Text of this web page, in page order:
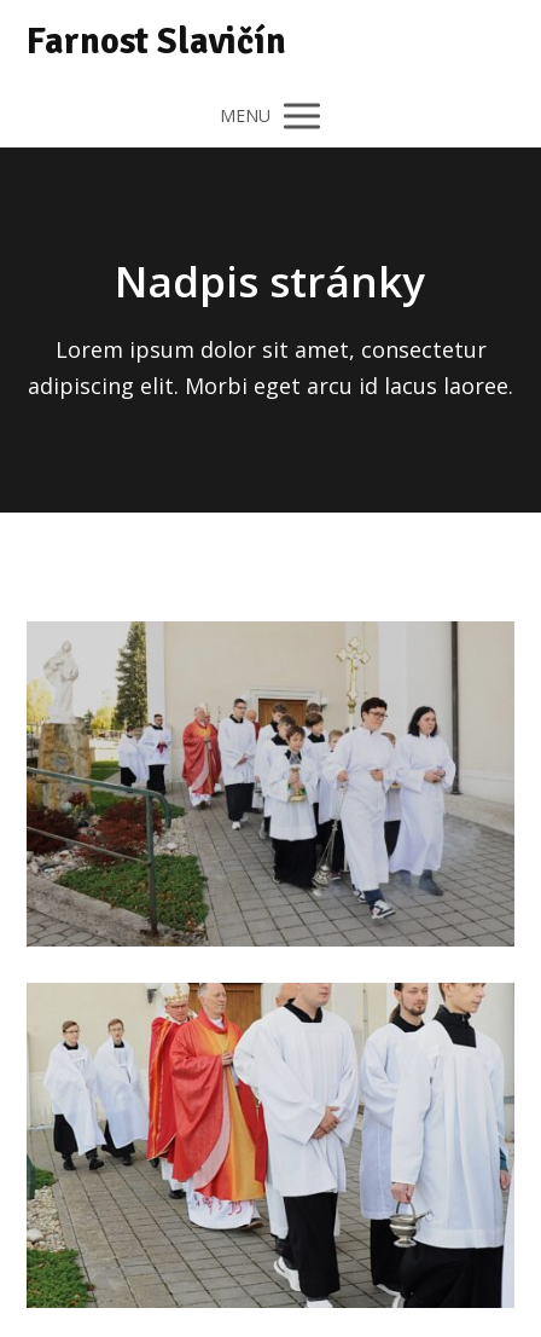
Farnost Slavičín
MENU
Nadpis stránky
Lorem ipsum dolor sit amet, consectetur
adipiscing elit. Morbi eget arcu id lacus laoree.